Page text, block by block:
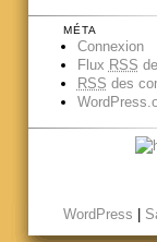
MÉTA
Connexion
Flux RSS
RSS des
WordPress